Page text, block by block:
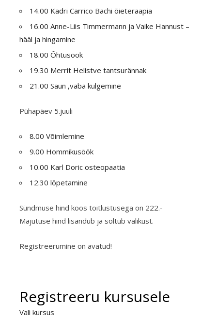
14.00 Kadri Carrico Bachi õieteraapia
16.00 Anne-Liis Timmermann ja Vaike Hannust –
hääl ja hingamine
18.00 Õhtusöök
19.30 Merrit Helistve tantsurännak
21.00 Saun ,vaba kulgemine
Pühapäev 5.juuli
8.00 Võimlemine
9.00 Hommikusöök
10.00 Karl Doric osteopaatia
12.30 lõpetamine
Sündmuse hind koos toitlustusega on 222.-
Majutuse hind lisandub ja sõltub valikust.
Registreerumine on avatud!
Registreeru kursusele
Vali kursus